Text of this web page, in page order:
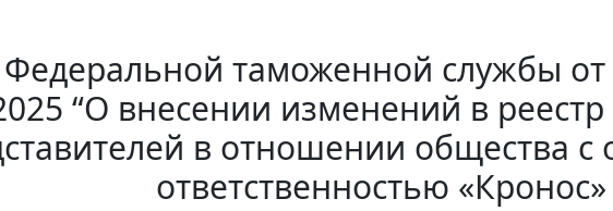
таможенной службы от
“О внесении изменений в
в отношении общества с
ответственностью «Кронос»